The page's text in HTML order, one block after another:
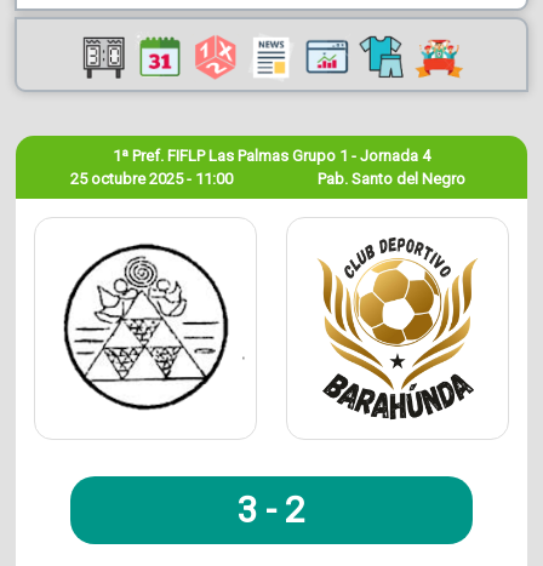
25 octubre 2025 - 11:00
1ª Pref. FIFLP Las Palmas Grupo 1 - Jornada 4
Pab. Santo del Negro
3 - 2